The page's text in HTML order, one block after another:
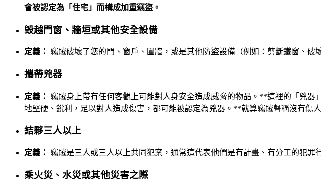
會被認定為「住宅」而構成加重竊盜。
毀越門窗、牆垣或其他安全設備
定義： 竊賊破壞了您的門、窗戶、圍牆，或是其他防盜設備（例如：剪斷鐵窗、破
攜帶兇器
定義： 竊賊身上帶有任何客觀上可能對人身安全造成威脅的物品。**這裡的「兇
地堅硬、銳利，足以對人造成傷害，都可能被認定為兇器。**就算竊賊聲稱沒有傷
結夥三人以上
定義： 竊賊是三人或三人以上共同犯案，通常這代表他們是有計畫、有分工的犯罪
乘火災、水災或其他災害之際